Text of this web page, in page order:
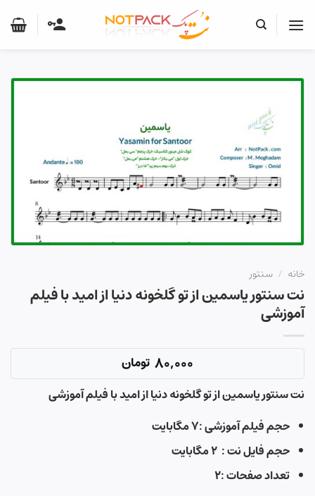
خانه / سنتور
نت سنتور یاسمین از تو گلخونه دنیا از امید با فیلم
آموزشی
80,000 تومان
نت سنتور یاسمین از تو گلخونه دنیا از امید با فیلم آموزشی
حجم فیلم آموزشی :۷ مگابایت
حجم فایل نت : ۲ مگابایت
تعداد صفحات :۲